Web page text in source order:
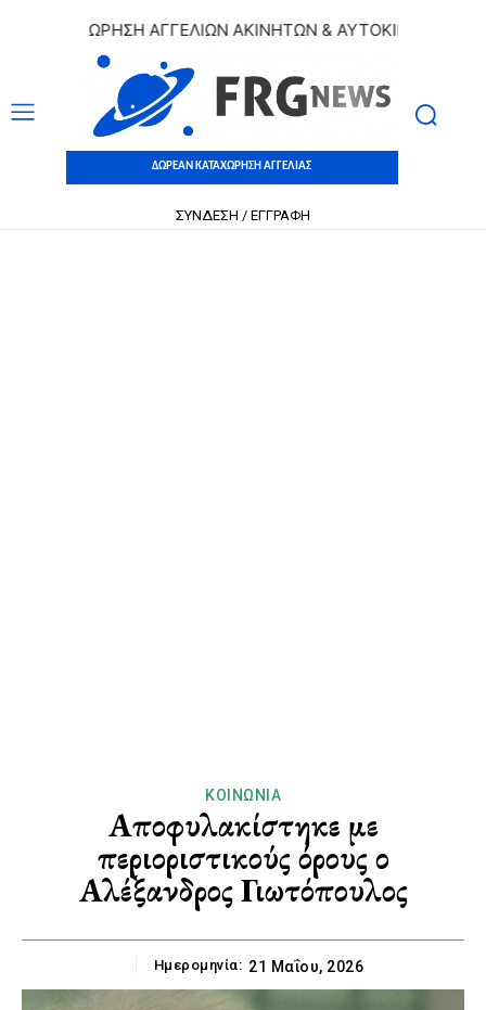
ΑΓΓΕΛΙΩΝ ΑΚΙΝΗΤΩΝ & ΑΥΤΟΚΙΝΗΤΩΝ |
ΔΩΡΕΑΝ ΚΑΤΑΧΩΡΗΣΗ ΑΓΓΕΛΙΑΣ
ΣΥΝΔΕΣΗ / ΕΓΓΡΑΦΗ
ΚΟΙΝΩΝΊΑ
Αποφυλακίστηκε με
περιοριστικούς όρους ο
Αλέξανδρος Γιωτόπουλος
Ημερομηνία: 21 Μαΐου, 2026